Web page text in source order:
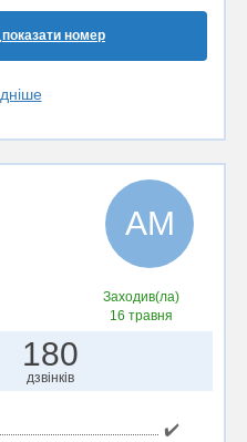
показати номер
АМ
Заходив(ла)
16 травня
180
дзвінків
✔️